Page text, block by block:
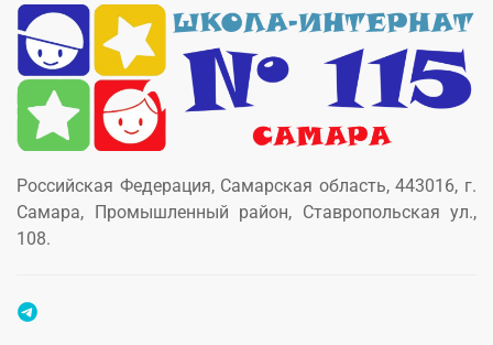
Российская Федерация, Самарская область, 443016, г.
Самара, Промышленный район, Ставропольская ул.,
108.